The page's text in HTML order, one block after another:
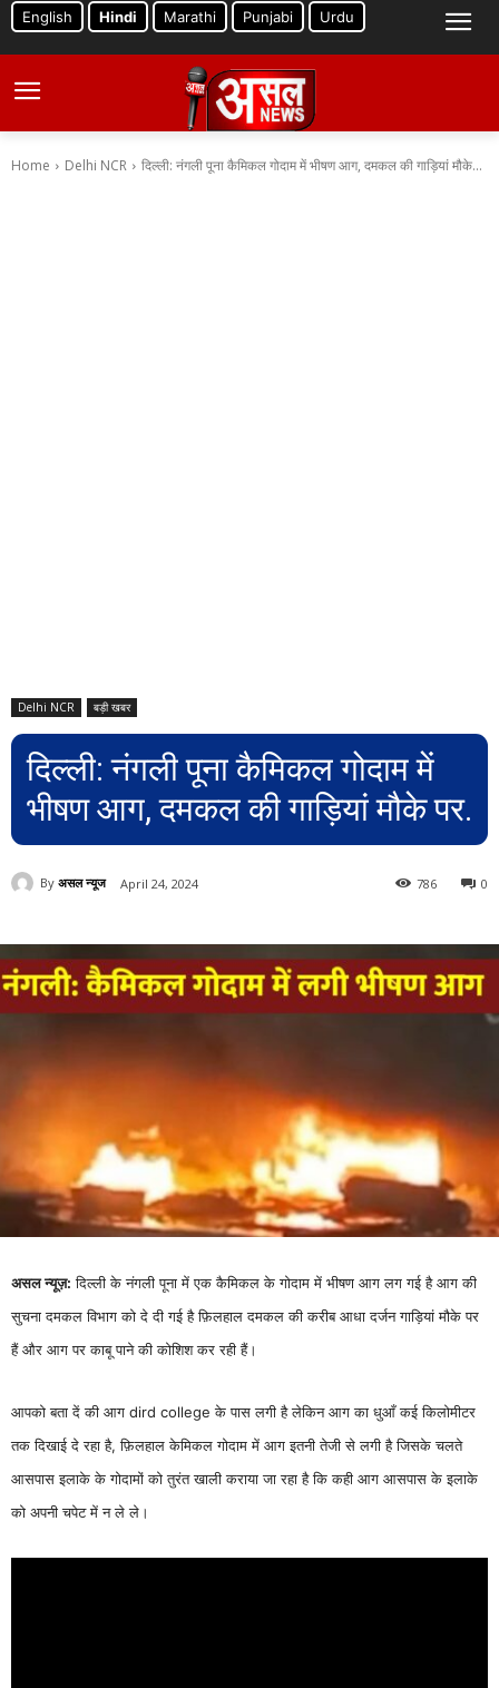
English Hindi Marathi Punjabi Urdu
Home Delhi NCR दिल्ली: नंगली पूना कैमिकल गोदाम में भीषण आग, दमकल की गाड़ियां मौके...
Delhi NCR बड़ी खबर
दिल्ली: नंगली पूना कैमिकल गोदाम में
भीषण आग, दमकल की गाड़ियां मौके पर.
By असल न्यूज April 24, 2024 0
786
असल न्यूज़: दिल्ली के नंगली पूना में एक कैमिकल के गोदाम में भीषण आग लग गई है आग की
सुचना दमकल विभाग को दे दी गई है फ़िलहाल दमकल की करीब आधा दर्जन गाड़ियां मौके पर
हैं और आग पर काबू पाने की कोशिश कर रही हैं।
आपको बता दें की आग dird college के पास लगी है लेकिन आग का धुआँ कई किलोमीटर
तक दिखाई दे रहा है, फ़िलहाल केमिकल गोदाम में आग इतनी तेजी से लगी है जिसके चलते
आसपास इलाके के गोदामों को तुरंत खाली कराया जा रहा है कि कही आग आसपास के इलाके
को अपनी चपेट में न ले ले।